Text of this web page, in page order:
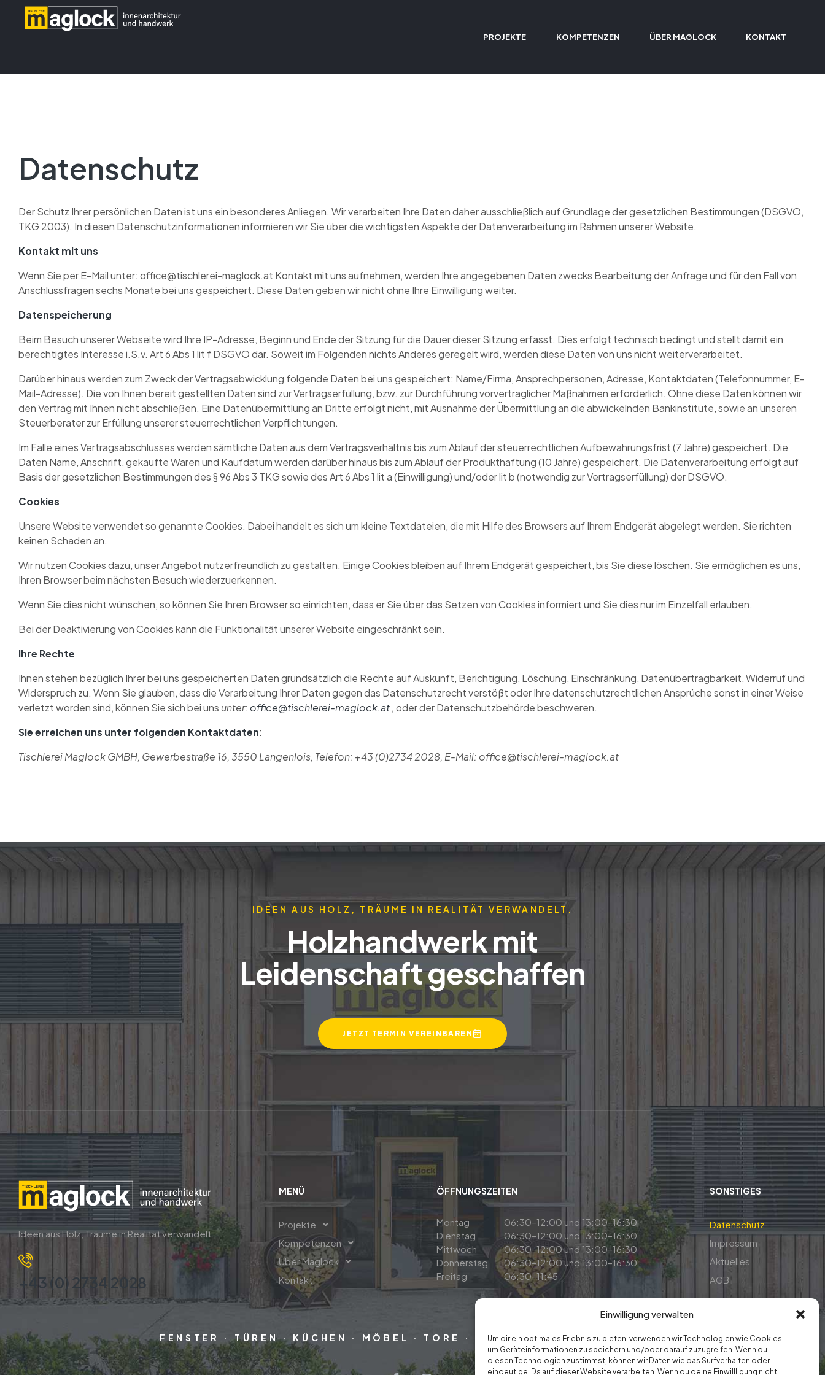
Einwilligung verwalten
Um dir ein optimales Erlebnis zu bieten, verwenden wir Technologien wie Cookies,
um Geräteinformationen zu speichern und/oder darauf zuzugreifen. Wenn du
diesen Technologien zustimmst, können wir Daten wie das Surfverhalten oder
eindeutige IDs auf dieser Website verarbeiten. Wenn du deine Einwillligung nicht
springen
PROJEKTE KOMPETENZEN ÜBER MAGLOCK KONTAKT
Datenschutz
Der Schutz Ihrer persönlichen Daten ist uns ein besonderes Anliegen. Wir verarbeiten Ihre Daten daher ausschließlich auf Grundlage der gesetzlichen Bestimmungen (DSGVO,
TKG 2003). In diesen Datenschutzinformationen informieren wir Sie über die wichtigsten Aspekte der Datenverarbeitung im Rahmen unserer Website.
Kontakt mit uns
Wenn Sie per E-Mail unter: office@tischlerei-maglock.at Kontakt mit uns aufnehmen, werden Ihre angegebenen Daten zwecks Bearbeitung der Anfrage und für den Fall von
Anschlussfragen sechs Monate bei uns gespeichert. Diese Daten geben wir nicht ohne Ihre Einwilligung weiter.
Datenspeicherung
Beim Besuch unserer Webseite wird Ihre IP-Adresse, Beginn und Ende der Sitzung für die Dauer dieser Sitzung erfasst. Dies erfolgt technisch bedingt und stellt damit ein
berechtigtes Interesse i.S.v. Art 6 Abs 1 lit f DSGVO dar. Soweit im Folgenden nichts Anderes geregelt wird, werden diese Daten von uns nicht weiterverarbeitet.
Darüber hinaus werden zum Zweck der Vertragsabwicklung folgende Daten bei uns gespeichert: Name/Firma, Ansprechpersonen, Adresse, Kontaktdaten (Telefonnummer, E-
Mail-Adresse). Die von Ihnen bereit gestellten Daten sind zur Vertragserfüllung, bzw. zur Durchführung vorvertraglicher Maßnahmen erforderlich. Ohne diese Daten können wir
den Vertrag mit Ihnen nicht abschließen. Eine Datenübermittlung an Dritte erfolgt nicht, mit Ausnahme der Übermittlung an die abwickelnden Bankinstitute, sowie an unseren
Steuerberater zur Erfüllung unserer steuerrechtlichen Verpflichtungen.
Im Falle eines Vertragsabschlusses werden sämtliche Daten aus dem Vertragsverhältnis bis zum Ablauf der steuerrechtlichen Aufbewahrungsfrist (7 Jahre) gespeichert. Die
Daten Name, Anschrift, gekaufte Waren und Kaufdatum werden darüber hinaus bis zum Ablauf der Produkthaftung (10 Jahre) gespeichert. Die Datenverarbeitung erfolgt auf
Basis der gesetzlichen Bestimmungen des § 96 Abs 3 TKG sowie des Art 6 Abs 1 lit a (Einwilligung) und/oder lit b (notwendig zur Vertragserfüllung) der DSGVO.
Cookies
Unsere Website verwendet so genannte Cookies. Dabei handelt es sich um kleine Textdateien, die mit Hilfe des Browsers auf Ihrem Endgerät abgelegt werden. Sie richten
keinen Schaden an.
Wir nutzen Cookies dazu, unser Angebot nutzerfreundlich zu gestalten. Einige Cookies bleiben auf Ihrem Endgerät gespeichert, bis Sie diese löschen. Sie ermöglichen es uns,
Ihren Browser beim nächsten Besuch wiederzuerkennen.
Wenn Sie dies nicht wünschen, so können Sie Ihren Browser so einrichten, dass er Sie über das Setzen von Cookies informiert und Sie dies nur im Einzelfall erlauben.
Bei der Deaktivierung von Cookies kann die Funktionalität unserer Website eingeschränkt sein.
Ihre Rechte
Ihnen stehen bezüglich Ihrer bei uns gespeicherten Daten grundsätzlich die Rechte auf Auskunft, Berichtigung, Löschung, Einschränkung, Datenübertragbarkeit, Widerruf und
Widerspruch zu. Wenn Sie glauben, dass die Verarbeitung Ihrer Daten gegen das Datenschutzrecht verstößt oder Ihre datenschutzrechtlichen Ansprüche sonst in einer Weise
verletzt worden sind, können Sie sich bei uns unter: office@tischlerei-maglock.at, oder der Datenschutzbehörde beschweren.
Sie erreichen uns unter folgenden Kontaktdaten:
Tischlerei Maglock GMBH, Gewerbestraße 16, 3550 Langenlois, Telefon: +43 (0)2734 2028, E-Mail: office@tischlerei-maglock.at
IDEEN AUS HOLZ, TRÄUME IN REALITÄT VERWANDELT.
Holzhandwerk mit
Leidenschaft geschaffen
JETZT TERMIN VEREINBAREN
Ideen aus Holz, Träume in Realität verwandelt.
+43 (0) 2734 2028
MENÜ
Projekte
Kompetenzen
Über Maglock
Kontakt
ÖFFNUNGSZEITEN
Montag
06:30–12:00 und 13:00–16:30
Dienstag
06:30–12:00 und 13:00–16:30
Mittwoch
06:30–12:00 und 13:00–16:30
Donnerstag
06:30–12:00 und 13:00–16:30
Freitag
06:30–11:45
SONSTIGES
Datenschutz
Impressum
Aktuelles
AGB
FENSTER · TÜREN · KÜCHEN · MÖBEL · TORE · STIEGEN · BÜROS · GASTRO